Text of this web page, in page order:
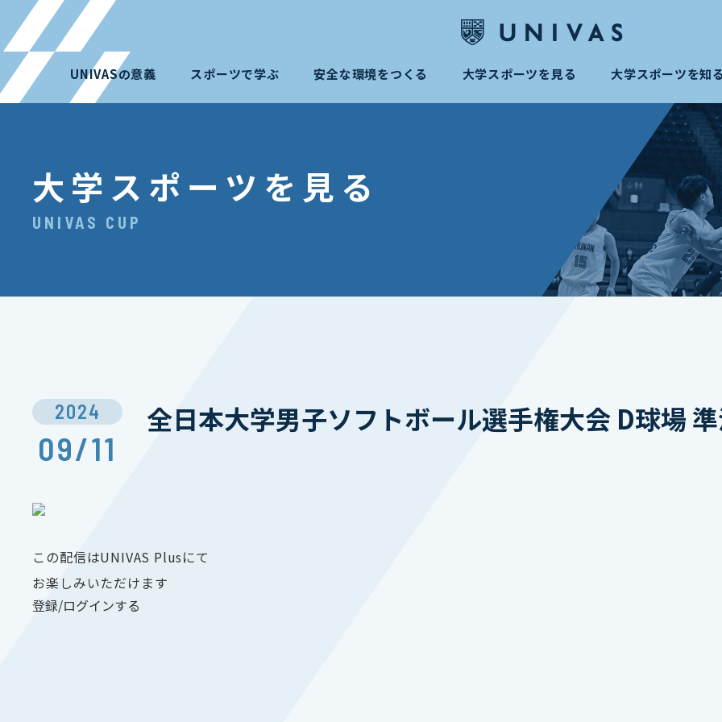
UNIVASの意義 スポーツで学ぶ 安全な環境をつくる 大学スポーツを見る 大学スポーツを知
大学スポーツを見る
UNIVAS CUP
2024
09/11
全日本大学男子ソフトボール選手権大会 D球場
この配信はUNIVAS Plusにて
お楽しみいただけます
登録/ログインする